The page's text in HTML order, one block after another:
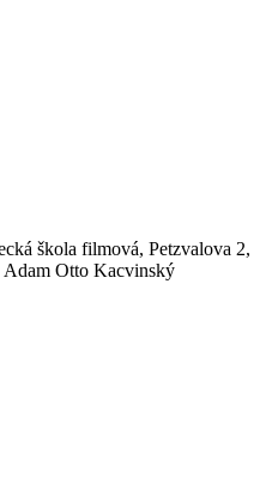
škola filmová, Petzvalova 2,
Adam Otto Kacvinský